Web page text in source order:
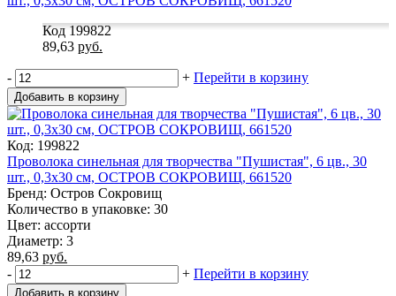
Код 199822
89,63 руб.
- + Перейти в корзину
Добавить в корзину
Код: 199822
Проволока синельная для творчества "Пушистая", 6 цв., 30
шт., 0,3х30 см, ОСТРОВ СОКРОВИЩ, 661520
Бренд: Остров Сокровищ
Количество в упаковке: 30
Цвет: ассорти
Диаметр: 3
89,63 руб.
-
+ Перейти в корзину
Добавить в корзину